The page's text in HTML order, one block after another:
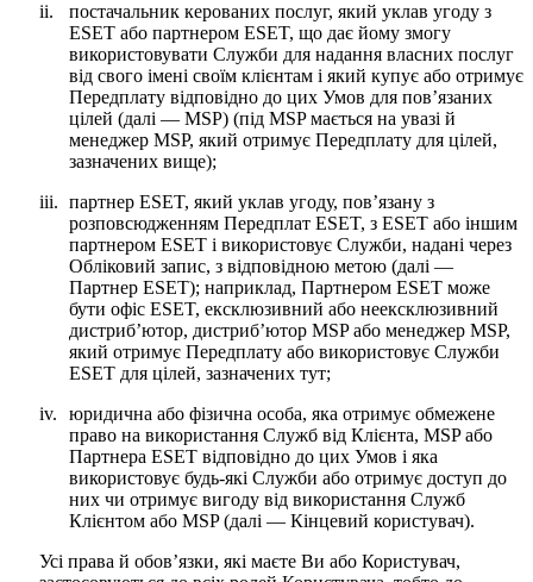
ii.
постачальник керованих послуг, який уклав угоду з
ESET або партнером ESET, що дає йому змогу
використовувати Служби для надання власних послуг
від свого імені своїм клієнтам і який купує або отримує
Передплату відповідно до цих Умов для пов’язаних
цілей (далі — MSP) (під MSP мається на увазі й
менеджер MSP, який отримує Передплату для цілей,
зазначених вище);
iii. партнер ESET, який уклав угоду, пов’язану з
розповсюдженням Передплат ESET, з ESET або іншим
партнером ESET і використовує Служби, надані через
Обліковий запис, з відповідною метою (далі —
Партнер ESET); наприклад, Партнером ESET може
бути офіс ESET, ексклюзивний або неексклюзивний
дистриб’ютор, дистриб’ютор MSP або менеджер MSP,
який отримує Передплату або використовує Служби
ESET для цілей, зазначених тут;
iv.
юридична або фізична особа, яка отримує обмежене
право на використання Служб від Клієнта, MSP або
Партнера ESET відповідно до цих Умов і яка
використовує будь-які Служби або отримує доступ до
них чи отримує вигоду від використання Служб
Клієнтом або MSP (далі — Кінцевий користувач).
Усі права й обов’язки, які маєте Ви або Користувач,